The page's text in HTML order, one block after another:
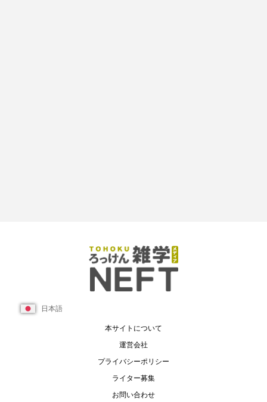
日本語
本サイトについて
運営会社
プライバシーポリシー
ライター募集
お問い合わせ